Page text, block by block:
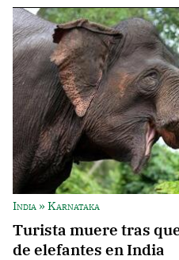
India » Karnataka
Turista muere tras
de elefantes en India